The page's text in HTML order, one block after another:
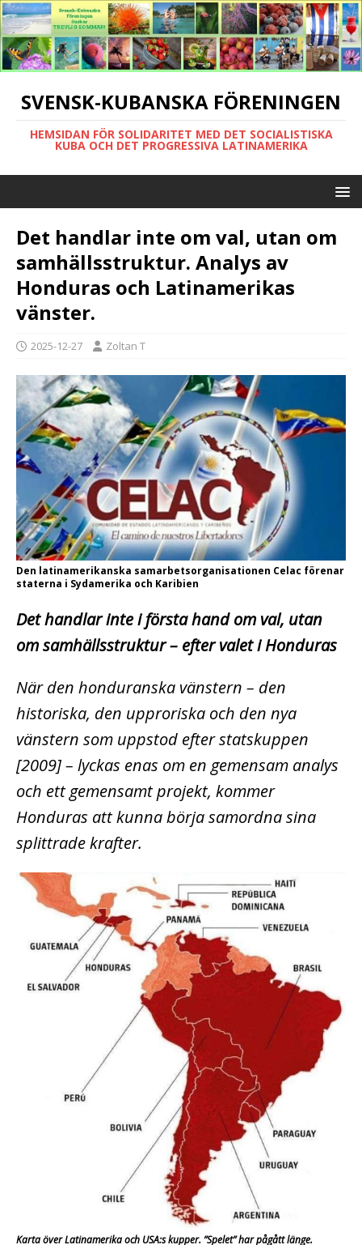
SVENSK-KUBANSKA FÖRENINGEN
HEMSIDAN FÖR SOLIDARITET MED DET SOCIALISTISKA
KUBA OCH DET PROGRESSIVA LATINAMERIKA
Det handlar inte om val, utan om
samhällsstruktur. Analys av
Honduras och Latinamerikas
vänster.
2025-12-27 Zoltan T
Den latinamerikanska samarbetsorganisationen Celac förenar
staterna i Sydamerika och Karibien
Det handlar inte i första hand om val, utan
om samhällsstruktur – efter valet i Honduras
När den honduranska vänstern – den
historiska, den upproriska och den nya
vänstern som uppstod efter statskuppen
[2009] – lyckas enas om en gemensam analys
och ett gemensamt projekt, kommer
Honduras att kunna börja samordna sina
splittrade krafter.
Karta över Latinamerika och USA:s kupper. ”Spelet” har pågått länge.